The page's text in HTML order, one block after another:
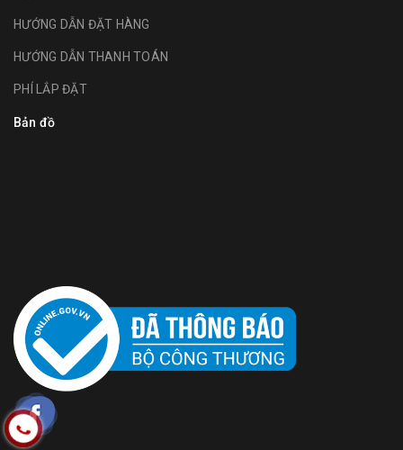
HƯỚNG DẪN ĐẶT HÀNG
HƯỚNG DẪN THANH TOÁN
PHÍ LẮP ĐẶT
Bản đồ